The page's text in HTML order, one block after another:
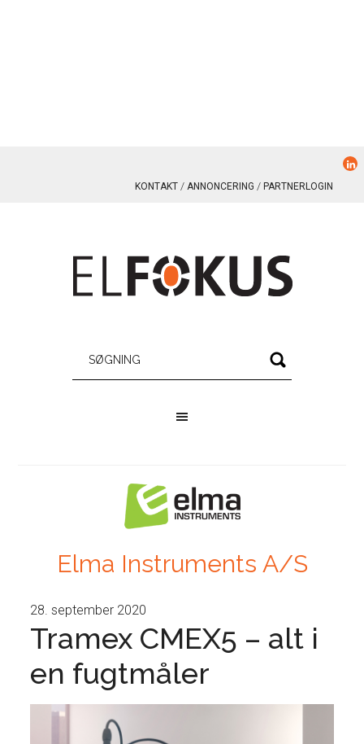
KONTAKT ANNONCERING PARTNERLOGIN
Elma Instruments A/S
28. september 2020
Tramex CMEX5 – alt i
en fugtmåler